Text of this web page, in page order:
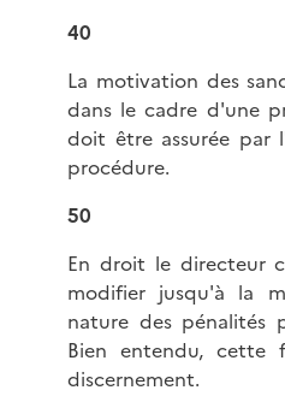
40
La motivation des
dans le cadre d'une
doit être assurée par
procédure.
50
En droit le directeur
modifier jusqu'à la
nature des pénalités
Bien entendu, cette
discernement.